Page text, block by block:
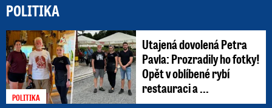
POLITIKA
POLITIKA
Utajená dovolená Petra
Pavla: Prozradily ho fotky!
Opět v oblíbené rybí
restauraci a ...